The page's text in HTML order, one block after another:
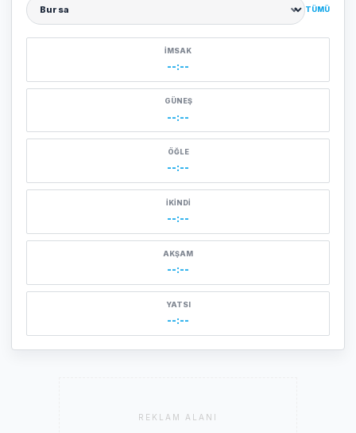
Şehir seçin
TÜMÜ
İMSAK
--:--
GÜNEŞ
--:--
ÖĞLE
--:--
İKINDI
--:--
AKŞAM
--:--
YATSI
--:--
REKLAM ALANI